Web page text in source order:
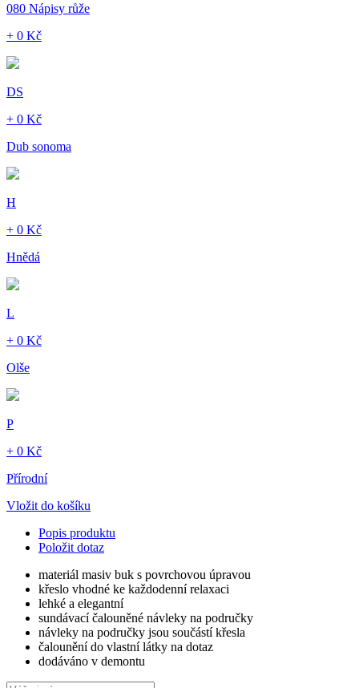
080 Nápisy růže
+ 0 Kč
DS
+ 0 Kč
Dub sonoma
H
+ 0 Kč
Hnědá
L
+ 0 Kč
Olše
P
+ 0 Kč
Přírodní
Vložit do košíku
Popis produktu
Položit dotaz
materiál masiv buk s povrchovou úpravou
křeslo vhodné ke každodenní relaxaci
lehké a elegantní
sundávací čalouněné návleky na područky
návleky na područky jsou součástí křesla
čalounění do vlastní látky na dotaz
dodáváno v demontu